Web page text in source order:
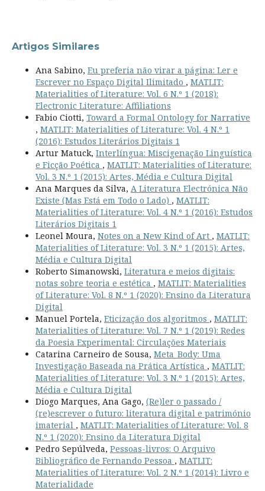
Artigos Similares
Ana Sabino, Eu preferia não virar a página: Ler e
Escrever no Espaço Digital Ilimitado , MATLIT:
Materialities of Literature: Vol. 6 N.º 1 (2018):
Electronic Literature: Affiliations
Fabio Ciotti, Toward a Formal Ontology for Narrative
, MATLIT: Materialities of Literature: Vol. 4 N.º 1
(2016): Estudos Literários Digitais 1
Artur Matuck, Interlíngua: Miscigenação Linguística
e Ficção Poética , MATLIT: Materialities of Literature:
Vol. 3 N.º 1 (2015): Artes, Média e Cultura Digital
Ana Marques da Silva, A Literatura Electrónica Não
Existe (Mas Está em Todo o Lado) , MATLIT:
Materialities of Literature: Vol. 4 N.º 1 (2016): Estudos
Literários Digitais 1
Leonel Moura, Notes on a New Kind of Art , MATLIT:
Materialities of Literature: Vol. 3 N.º 1 (2015): Artes,
Média e Cultura Digital
Roberto Simanowski, Literatura e meios digitais:
notas sobre teoria e estética , MATLIT: Materialities
of Literature: Vol. 8 N.º 1 (2020): Ensino da Literatura
Digital
Manuel Portela, Eticização dos algoritmos , MATLIT:
Materialities of Literature: Vol. 7 N.º 1 (2019): Redes
da Poesia Experimental: Circulações Materiais
Catarina Carneiro de Sousa, Meta_Body: Uma
Investigação Baseada na Prática Artística , MATLIT:
Materialities of Literature: Vol. 3 N.º 1 (2015): Artes,
Média e Cultura Digital
Diogo Marques, Ana Gago, (Re)ler o passado /
(re)escrever o futuro: literatura digital e património
imaterial , MATLIT: Materialities of Literature: Vol. 8
N.º 1 (2020): Ensino da Literatura Digital
Pedro Sepúlveda, Pessoas-livros: O Arquivo
Bibliográfico de Fernando Pessoa , MATLIT:
Materialities of Literature: Vol. 2 N.º 1 (2014): Livro e
Materialidade